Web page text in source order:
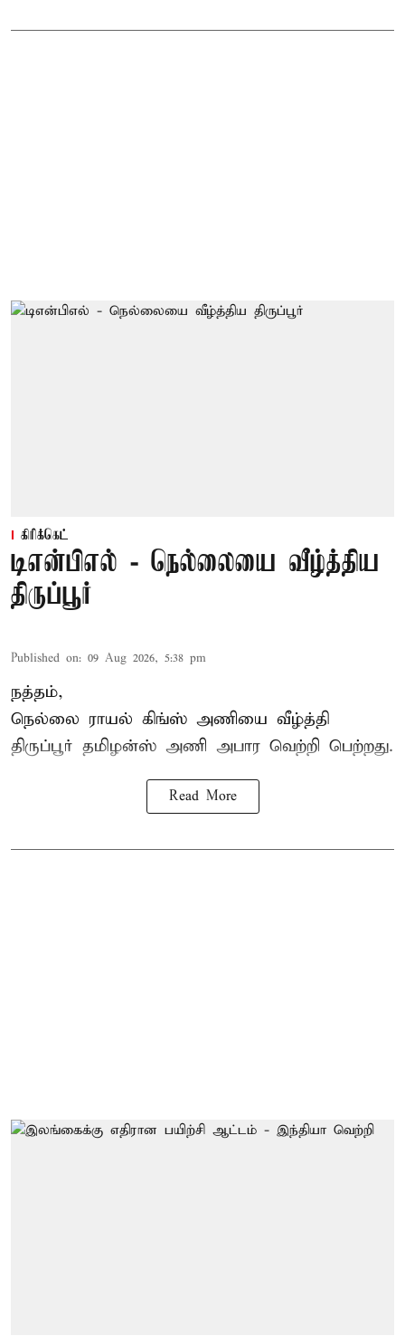
கிரிக்கெட்
டிஎன்பிஎல் - நெல்லையை வீழ்த்திய
திருப்பூர்
Published on: 09 Aug 2026, 5:38 pm
நத்தம்,
நெல்லை ராயல் கிங்ஸ் அணியை வீழ்த்தி
திருப்பூர் தமிழன்ஸ் அணி அபார வெற்றி பெற்றது.
Read More